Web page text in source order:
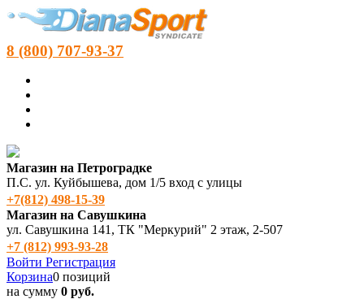
8 (800) 707-93-37
Магазин на Петроградке
П.С. ул. Куйбышева, дом 1/5 вход с улицы
+7(812) 498‑15-39
Магазин на Савушкина
ул. Савушкина 141, ТК "Меркурий" 2 этаж, 2-507
+7 (812) 993-93-28
Войти Регистрация
Корзина0 позиций
на сумму 0 руб.